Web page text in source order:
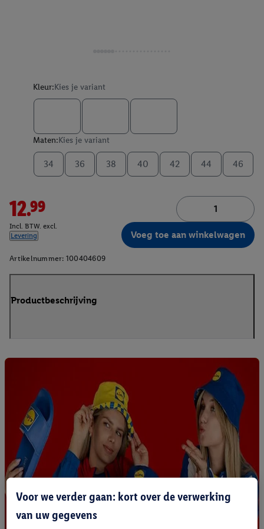
Kleur:Kies je variant
Maten:Kies je variant
34 36 38 40 42 44 46
12.99
Incl. BTW. excl.
Levering
Voeg toe aan winkelwagen
Artikelnummer: 100404609
Productbeschrijving
Voor we verder gaan: kort over de verwerking
van uw gegevens